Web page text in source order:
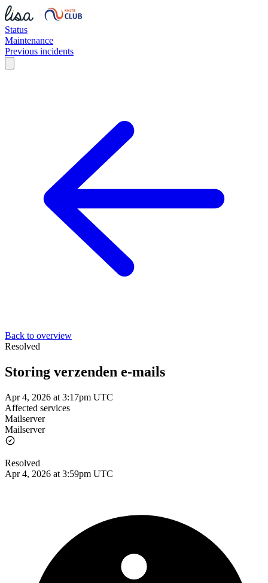
Status
Maintenance
Previous incidents
Back to overview
Resolved
Storing verzenden e-mails
Apr 4, 2026 at 3:17pm UTC
Affected services
Mailserver
Mailserver
Resolved
Apr 4, 2026 at 3:59pm UTC